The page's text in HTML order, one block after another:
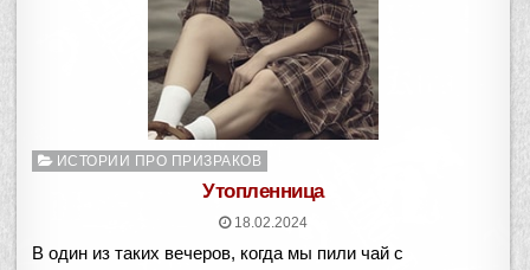
Опубликовано
ИСТОРИИ ПРО ПРИЗРАКОВ
Утопленница
18.02.2024
В один из таких вечеров, когда мы пили чай с